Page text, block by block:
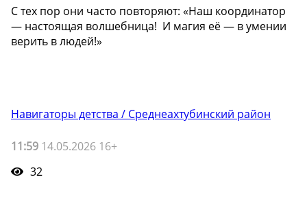
С тех пор они часто повторяют: «Наш координатор
— настоящая волшебница! ‍ И магия её — в умении
верить в людей!»
Навигаторы детства / Среднеахтубинский район
11:59 14.05.2026 16+
32